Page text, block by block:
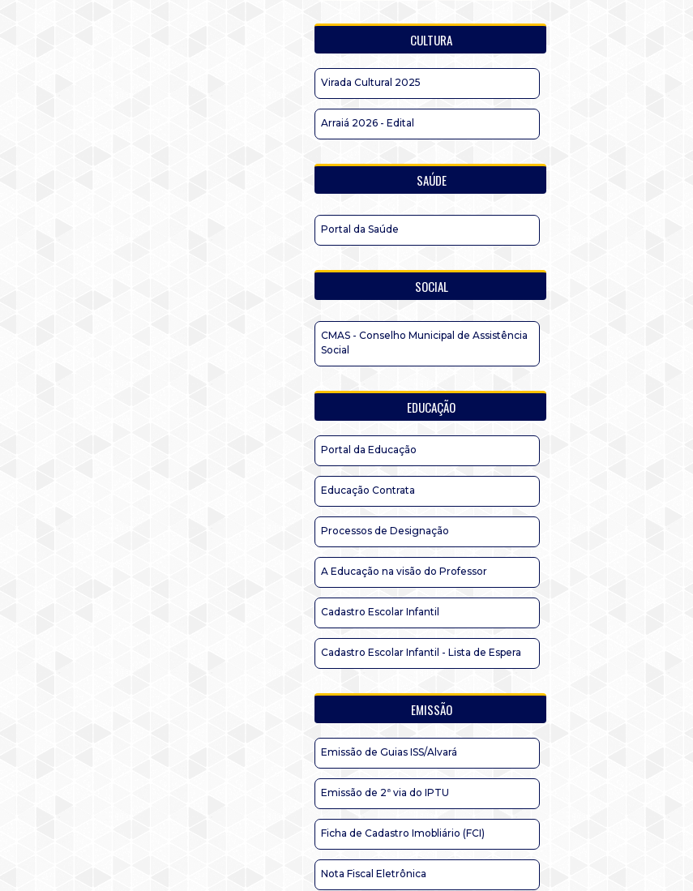
CULTURA
Virada Cultural 2025
Arraiá 2026 - Edital
SAÚDE
Portal da Saúde
SOCIAL
CMAS - Conselho Municipal de Assistência
Social
EDUCAÇÃO
Portal da Educação
Educação Contrata
Processos de Designação
A Educação na visão do Professor
Cadastro Escolar Infantil
Cadastro Escolar Infantil - Lista de Espera
EMISSÃO
Emissão de Guias ISS/Alvará
Emissão de 2ª via do IPTU
Ficha de Cadastro Imobliário (FCI)
Nota Fiscal Eletrônica